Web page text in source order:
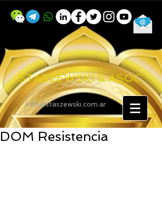
STASZEWSKI & ASOC
info@staszewski.com.ar
DOM Resistencia